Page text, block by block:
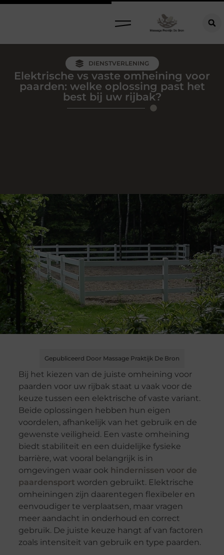
DIENSTVERLENING
Elektrische vs vaste omheining voor
paarden: welke oplossing past het
best bij uw rijbak?
Gepubliceerd Door Massage Praktijk De Bron
Bij het kiezen van de juiste omheining voor
paarden voor uw rijbak staat u vaak voor de
keuze tussen een elektrische of vaste variant.
Beide oplossingen hebben hun eigen
voordelen, afhankelijk van het gebruik en de
gewenste veiligheid. Een vaste omheining
biedt stabiliteit en een duidelijke fysieke
barrière, wat vooral belangrijk is in
omgevingen waar ook hindernissen voor de
paardensport worden gebruikt. Elektrische
omheiningen zijn daarentegen flexibeler en
eenvoudiger te verplaatsen, maar vragen
meer aandacht in onderhoud en correct
gebruik. De juiste keuze hangt af van factoren
zoals intensiteit van gebruik en type paarden.